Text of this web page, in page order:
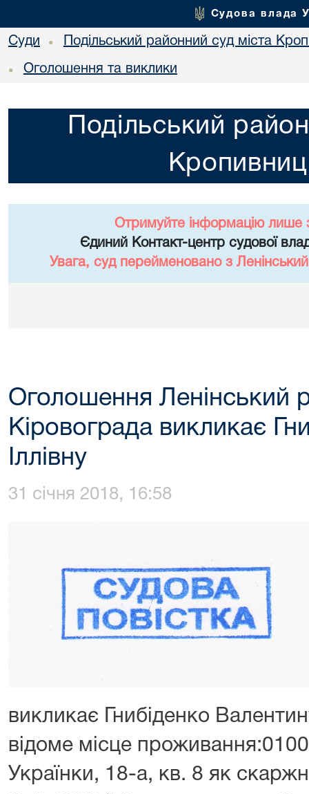
Судова влада
Суди • Подільський районний суд міста
• Оголошення та виклики
Подільський
Отримуйте інформацію лише
Єдиний Контакт-центр судової
Увага, суд перейменовано з
Оголошення Ленінський
Кіровограда викликає
Іллівну
31 січня 2018, 16:58
викликає Гнибіденко
відоме місце
Українки, 18-а, кв. 8 як